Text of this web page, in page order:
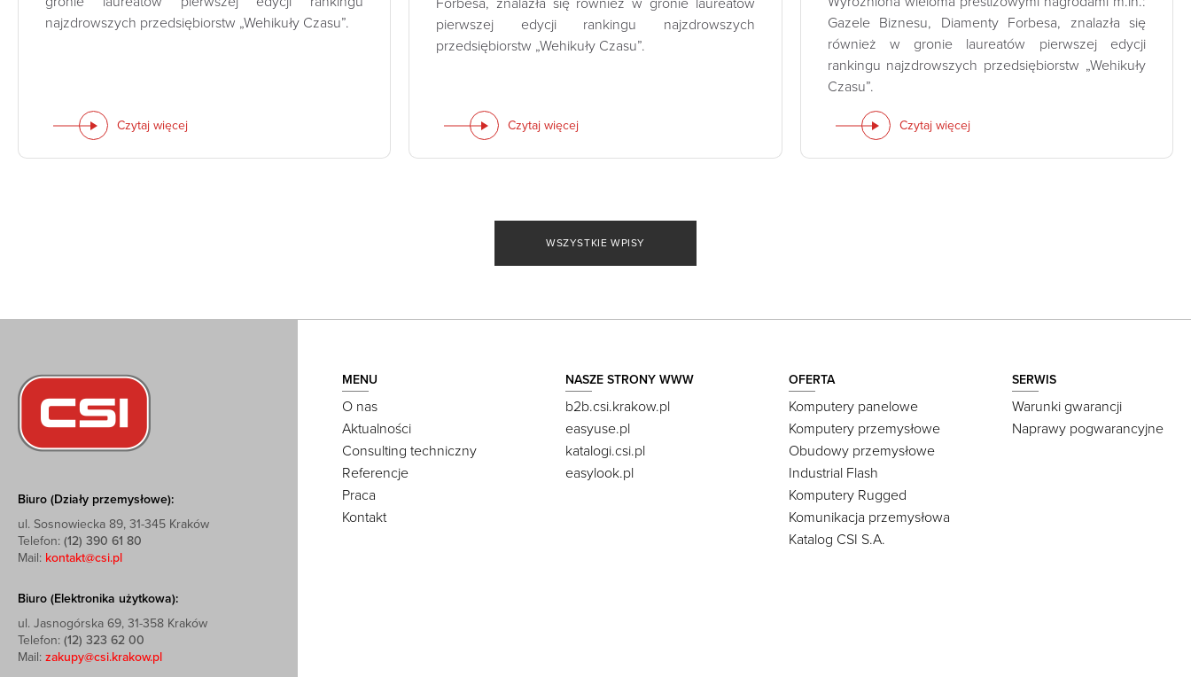
najzdrowszych przedsiębiorstw „Wehikuły Czasu”.
Czytaj więcej
Forbesa, znalazła się również w gronie laureatów
pierwszej edycji rankingu najzdrowszych
przedsiębiorstw „Wehikuły Czasu”.
Czytaj więcej
Gazele Biznesu, Diamenty Forbesa, znalazła się
również w gronie laureatów pierwszej edycji
rankingu najzdrowszych przedsiębiorstw „Wehikuły
Czasu”.
Czytaj więcej
WSZYSTKIE WPISY
Biuro (Działy przemysłowe):
ul. Sosnowiecka 89, 31-345 Kraków
Telefon: (12) 390 61 80
Mail: kontakt@csi.pl
Biuro (Elektronika użytkowa):
ul. Jasnogórska 69, 31-358 Kraków
Telefon: (12) 323 62 00
Mail: zakupy@csi.krakow.pl
MENU
O nas
Aktualności
Consulting techniczny
Referencje
Praca
Kontakt
NASZE STRONY WWW
b2b.csi.krakow.pl
easyuse.pl
katalogi.csi.pl
easylook.pl
OFERTA
Komputery panelowe
Komputery przemysłowe
Obudowy przemysłowe
Industrial Flash
Komputery Rugged
Komunikacja przemysłowa
Katalog CSI S.A.
SERWIS
Warunki gwarancji
Naprawy pogwarancyjne